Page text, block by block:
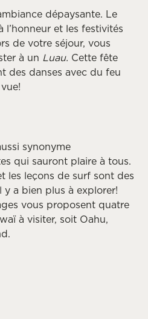
dépaysante. Le
l’honneur et les festivités
de votre séjour, vous
à un Luau. Cette fête
des danses avec du feu
synonyme
qui sauront plaire à tous.
les leçons de surf sont des
a bien plus à explorer!
vous proposent quatre
à visiter, soit Oahu,